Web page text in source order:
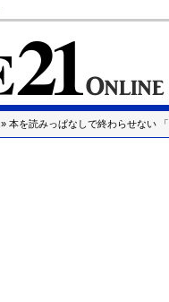
» 本を読みっぱなしで終わらせない